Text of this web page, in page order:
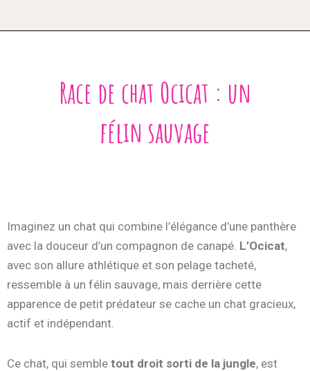
Race de chat Ocicat : un
félin sauvage
Imaginez un chat qui combine l’élégance d’une panthère
avec la douceur d’un compagnon de canapé. L’Ocicat,
avec son allure athlétique et son pelage tacheté,
ressemble à un félin sauvage, mais derrière cette
apparence de petit prédateur se cache un chat gracieux,
actif et indépendant.
Ce chat, qui semble tout droit sorti de la jungle, est